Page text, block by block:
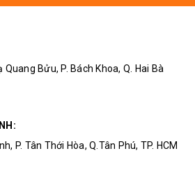
Nghị- Hai Bà Trưng- Hà Nội
Bửu, P. Bách Khoa, Q. Hai Bà
P. Tân Thới Hòa, Q.Tân Phú, TP. HCM